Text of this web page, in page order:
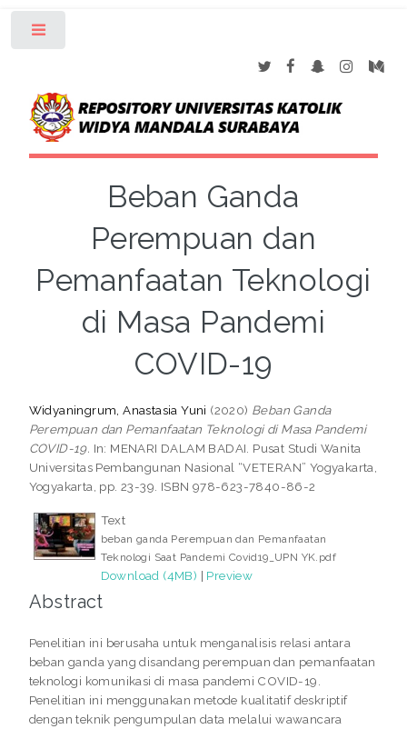
Beban Ganda
Perempuan dan
Pemanfaatan Teknologi
di Masa Pandemi
COVID-19
Widyaningrum, Anastasia Yuni (2020) Beban Ganda
Perempuan dan Pemanfaatan Teknologi di Masa Pandemi
COVID-19. In: MENARI DALAM BADAI. Pusat Studi Wanita
Universitas Pembangunan Nasional “VETERAN” Yogyakarta,
Yogyakarta, pp. 23-39. ISBN 978-623-7840-86-2
Text
beban ganda Perempuan dan Pemanfaatan
Teknologi Saat Pandemi Covid19_UPN YK.pdf
Download (4MB) | Preview
Abstract
Penelitian ini berusaha untuk menganalisis relasi antara
beban ganda yang disandang perempuan dan pemanfaatan
teknologi komunikasi di masa pandemi COVID-19.
Penelitian ini menggunakan metode kualitatif deskriptif
dengan teknik pengumpulan data melalui wawancara